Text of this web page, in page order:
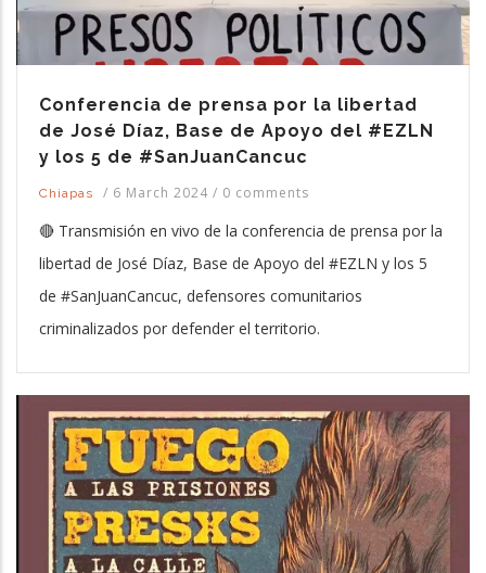
Conferencia de prensa por la libertad
de José Díaz, Base de Apoyo del #EZLN
y los 5 de #SanJuanCancuc
Chiapas / 6 March 2024 / 0 comments
🔴 Transmisión en vivo de la conferencia de prensa por la
libertad de José Díaz, Base de Apoyo del #EZLN y los 5
de #SanJuanCancuc, defensores comunitarios
criminalizados por defender el territorio.